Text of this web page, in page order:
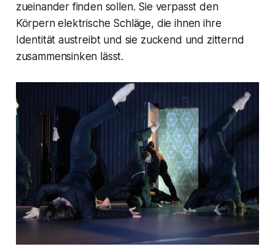
zueinander finden sollen. Sie verpasst den
Körpern elektrische Schläge, die ihnen ihre
Identität austreibt und sie zuckend und zitternd
zusammensinken lässt.